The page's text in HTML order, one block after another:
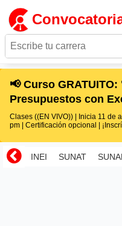
📢 Curso
Presupuestos con
Clases ((EN VIVO)) | Inicia 11 de
pm | Certificación opcional |
INEI SUNAT